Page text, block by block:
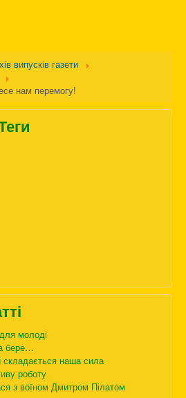
випусків газети
нам перемогу!
молоді
бере…
наша сила
роботу
з воїном Дмитром Пілатом